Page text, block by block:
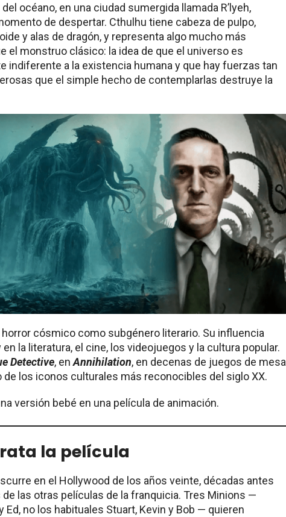
océano, en una ciudad sumergida llamada R’lyeh,
de despertar. Cthulhu tiene cabeza de pulpo,
y alas de dragón, y representa algo mucho más
el monstruo clásico: la idea de que el universo es
indiferente a la existencia humana y que hay fuerzas tan
que el simple hecho de contemplarlas destruye la
horror cósmico como subgénero literario. Su influencia
en la literatura, el cine, los videojuegos y la cultura popular.
Detective, enAnnihilation, en decenas de juegos de mesa
de los iconos culturales más reconocibles del siglo XX.
versión bebé en una película de animación.
la película
en el Hollywood de los años veinte, décadas antes
las otras películas de la franquicia. Tres Minions —
Ed, no los habituales Stuart, Kevin y Bob — quieren